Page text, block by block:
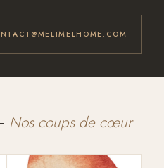
Nos coups de cœur